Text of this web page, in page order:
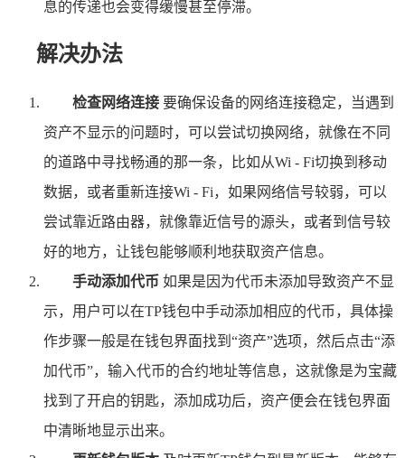
息的传递也会变得缓慢甚至停滞。
解决办法
检查网络连接 要确保设备的网络连接稳定，当遇到
资产不显示的问题时，可以尝试切换网络，就像在不同
的道路中寻找畅通的那一条，比如从Wi - Fi切换到移动
数据，或者重新连接Wi - Fi，如果网络信号较弱，可以
尝试靠近路由器，就像靠近信号的源头，或者到信号较
好的地方，让钱包能够顺利地获取资产信息。
手动添加代币 如果是因为代币未添加导致资产不显
示，用户可以在TP钱包中手动添加相应的代币，具体操
作步骤一般是在钱包界面找到“资产”选项，然后点击“添
加代币”，输入代币的合约地址等信息，这就像是为宝藏
找到了开启的钥匙，添加成功后，资产便会在钱包界面
中清晰地显示出来。